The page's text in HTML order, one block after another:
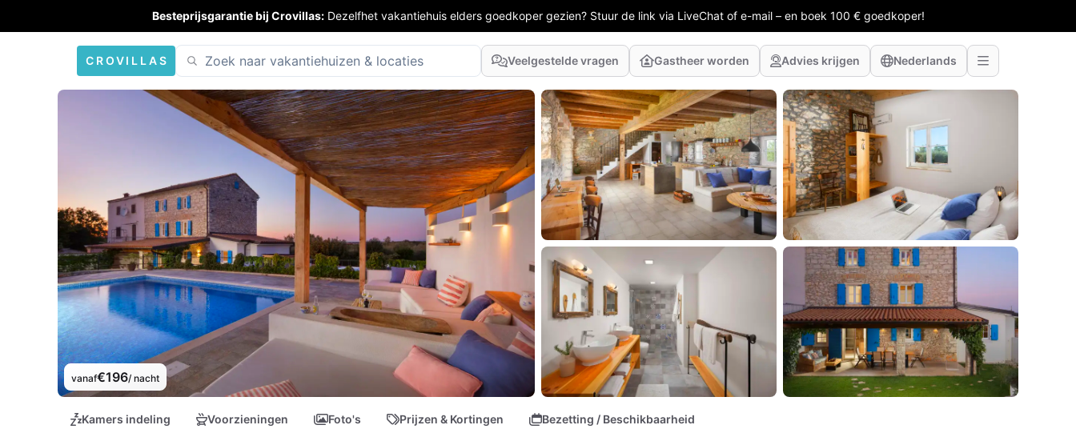
Besteprijsgarantie bij Crovillas: Dezelfhet vakantiehuis elders goedkoper gezien? Stuur de link via LiveChat of e-mail – en boek 100 € goedkoper!
CROVILLAS Veelgestelde vragen Gastheer worden Advies krijgen Nederlands
vanaf€196/ nacht
Kamers indeling Voorzieningen Foto's Prijzen & Kortingen Bezetting / Beschikbaarheid